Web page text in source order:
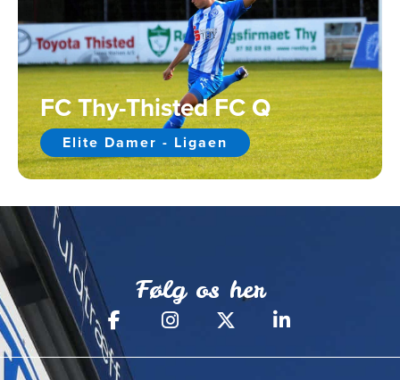
FC Thy-Thisted FC Q
Elite Damer - Ligaen
Følg os her